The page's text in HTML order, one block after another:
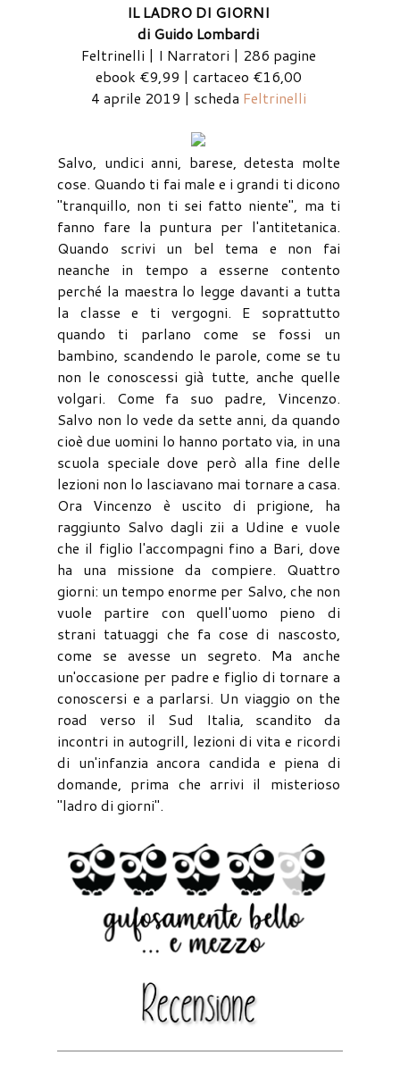
IL LADRO DI GIORNI
di Guido Lombardi
Feltrinelli | I Narratori | 286 pagine
ebook €9,99 | cartaceo €16,00
4 aprile 2019 | scheda Feltrinelli
Salvo, undici anni, barese, detesta molte
cose. Quando ti fai male e i grandi ti dicono
"tranquillo, non ti sei fatto niente", ma ti
fanno fare la puntura per l'antitetanica.
Quando scrivi un bel tema e non fai
neanche in tempo a esserne contento
perché la maestra lo legge davanti a tutta
la classe e ti vergogni. E soprattutto
quando ti parlano come se fossi un
bambino, scandendo le parole, come se tu
non le conoscessi già tutte, anche quelle
volgari. Come fa suo padre, Vincenzo.
Salvo non lo vede da sette anni, da quando
cioè due uomini lo hanno portato via, in una
scuola speciale dove però alla fine delle
lezioni non lo lasciavano mai tornare a casa.
Ora Vincenzo è uscito di prigione, ha
raggiunto Salvo dagli zii a Udine e vuole
che il figlio l'accompagni fino a Bari, dove
ha una missione da compiere. Quattro
giorni: un tempo enorme per Salvo, che non
vuole partire con quell'uomo pieno di
strani tatuaggi che fa cose di nascosto,
come se avesse un segreto. Ma anche
un'occasione per padre e figlio di tornare a
conoscersi e a parlarsi. Un viaggio on the
road verso il Sud Italia, scandito da
incontri in autogrill, lezioni di vita e ricordi
di un'infanzia ancora candida e piena di
domande, prima che arrivi il misterioso
"ladro di giorni".